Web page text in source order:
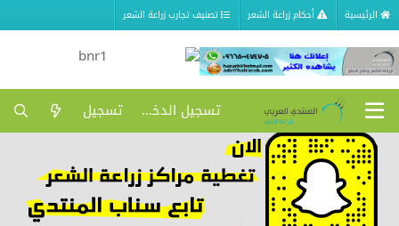
الرئيسية أحكام زراعة الشعر تصنيف تجارب زراعة الشعر
تسجيل الدخول تسجيل